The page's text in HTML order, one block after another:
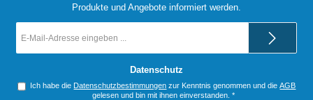
Produkte und Angebote informiert werden.
Mail-
Adresse
Datenschutz
Ich habe die Datenschutzbestimmungen zur Kenntnis genommen und dieAGB
gelesen und bin mit ihnen einverstanden. *